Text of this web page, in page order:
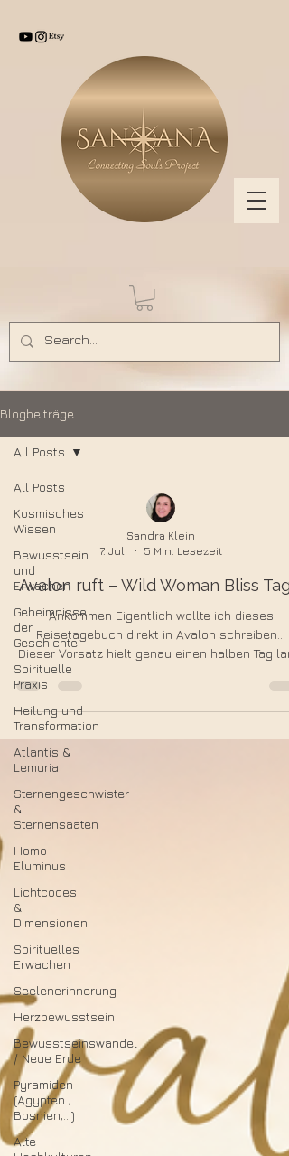
Blogbeiträge
All Posts
Kosmisches
Wissen
Bewusstsein
und
Erwachen
Geheimnisse
der
Geschichte
Spirituelle
Praxis
Heilung und
Transformation
Atlantis &
Lemuria
Sternengeschwister
&
Sternensaaten
Homo
Eluminus
Lichtcodes
&
Dimensionen
Spirituelles
Erwachen
Seelenerinnerung
Herzbewusstsein
Bewusstseinswandel
/ Neue Erde
Pyramiden
(Ägypten ,
Bosnien,...)
Alte
All Posts
Sandra Klein
7. Juli
5 Min. Lesezeit
Avalon ruft – Wild Woman Bliss Tag
Ankommen Eigentlich wollte ich dieses
Reisetagebuch direkt in Avalon schreiben...
Dieser Vorsatz hielt genau einen halben Tag
Nicht, weil ich keine Zeit hatte. Also doch,
irgendwie schon. Aber vor allem, weil ich
habe, dass ich die Reise gar nicht ständig
durch mein Handy erleben wollte. Ich wollte
einfach da sein. Deshalb schreibe ich alles
nachdem ich wieder zu Hause bin. Und ehrlich
gesagt gefällt mir das sogar besser. Mit ein